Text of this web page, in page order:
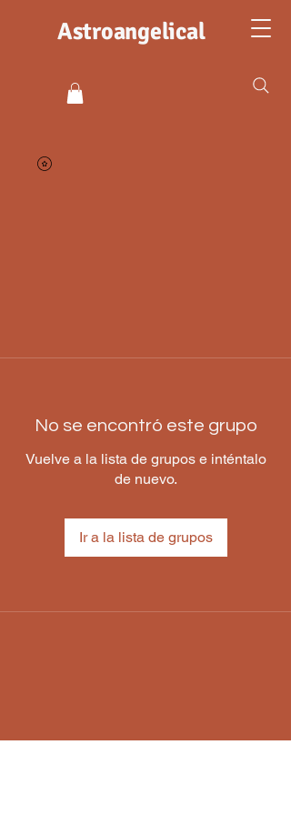
Astroangelical
No se encontró este grupo
Vuelve a la lista de grupos e inténtalo
de nuevo.
Ir a la lista de grupos